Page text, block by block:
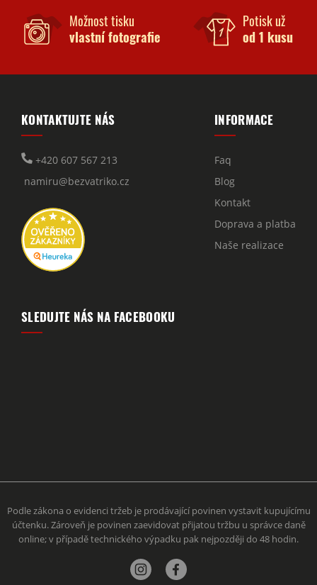
Možnost tisku
vlastní fotografie
Potisk už
od 1 kusu
KONTAKTUJTE NÁS
+420 607 567 213
namiru@bezvatriko.cz
INFORMACE
Faq
Blog
Kontakt
Doprava a platba
Naše realizace
SLEDUJTE NÁS NA FACEBOOKU
Podle zákona o evidenci tržeb je prodávající povinen vystavit kupujícímu
účtenku. Zároveň je povinen zaevidovat přijatou tržbu u správce daně
online; v případě technického výpadku pak nejpozději do 48 hodin.